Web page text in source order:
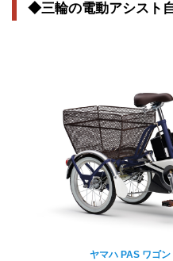
◆三輪の電動アシスト
ヤマハ PAS ワゴン